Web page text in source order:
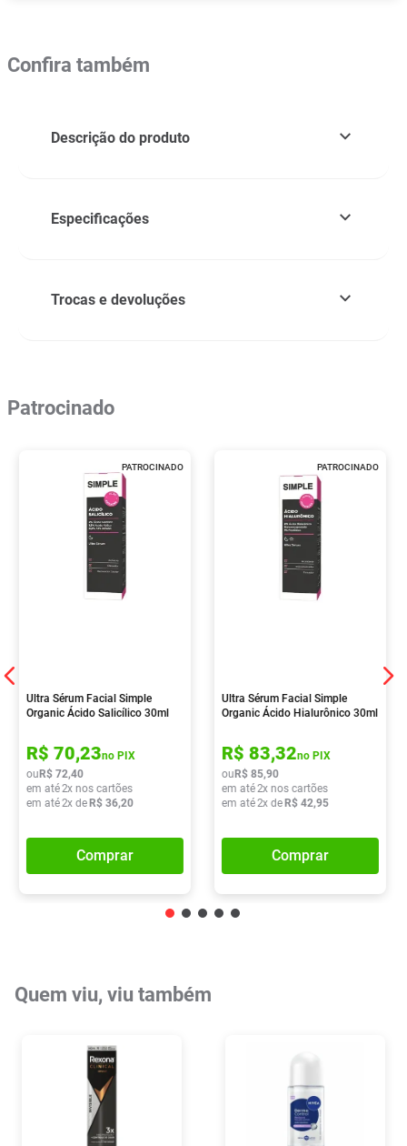
Confira também
Descrição do produto
Especificações
Trocas e devoluções
Patrocinado
PATROCINADO
Ultra Sérum Facial Simple
Organic Ácido Salicílico 30ml
R$ 70,23no PIX
ou R$ 72,40
em até2x nos cartões
em até2x de R$ 36,20
Comprar
PATROCINADO
Ultra Sérum Facial Simple
Organic Ácido Hialurônico 30ml
R$ 83,32no PIX
ou R$ 85,90
em até2x nos cartões
em até2x de R$ 42,95
Comprar
Quem viu, viu também